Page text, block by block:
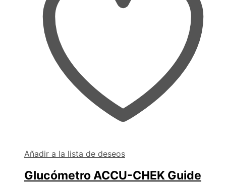
Añadir a la lista de deseos
Glucómetro ACCU-CHEK Guide